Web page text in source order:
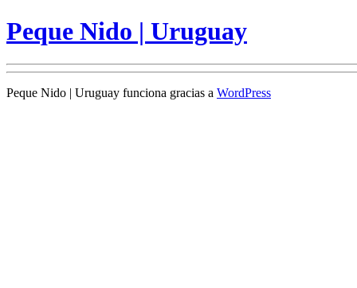
Peque Nido | Uruguay
Peque Nido | Uruguay funciona gracias a WordPress